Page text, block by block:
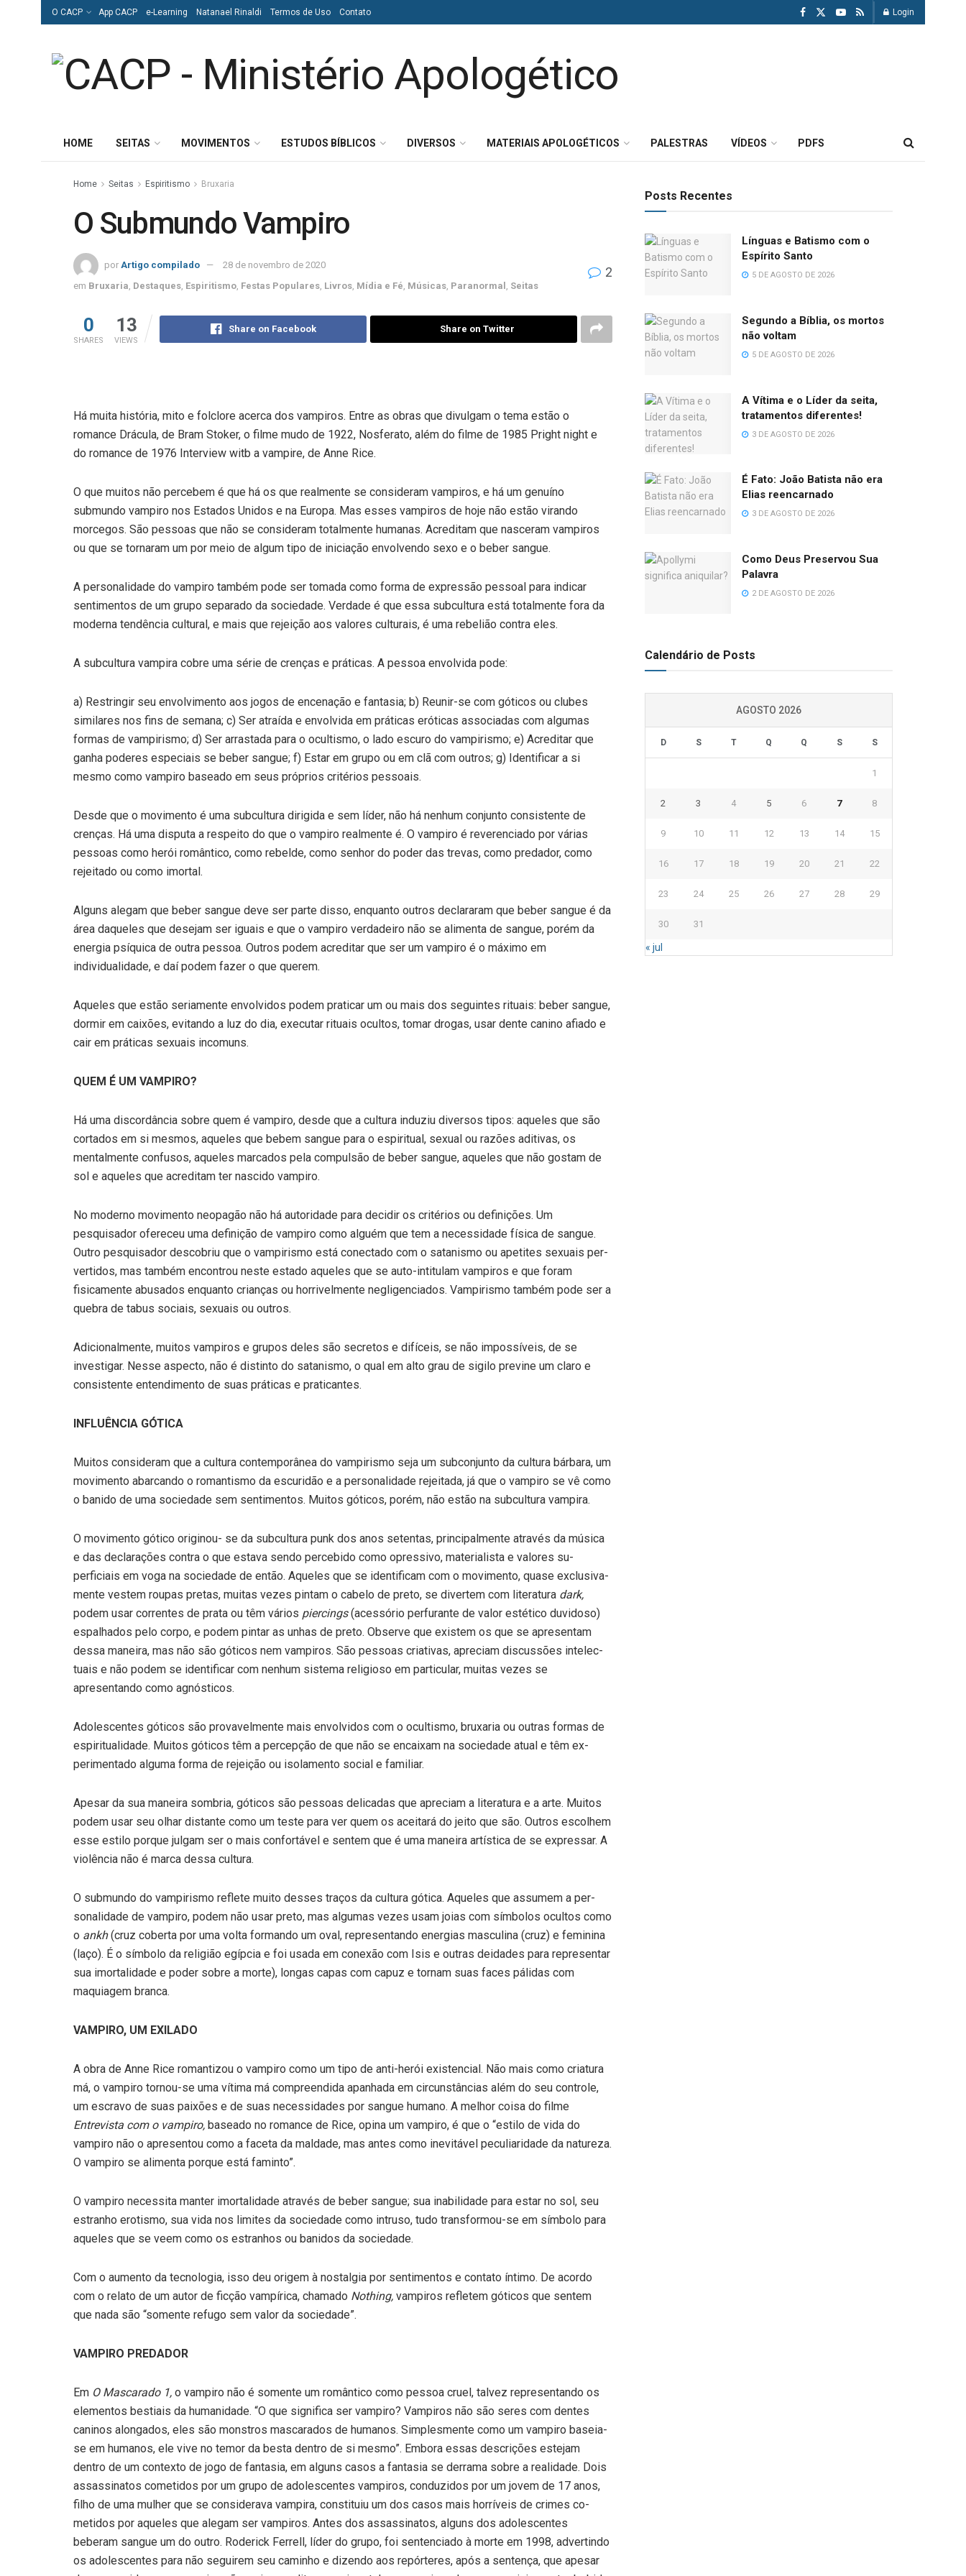
O CACP App CACP e-Learning Natanael Rinaldi Termos de Uso Contato Login
HOME SEITAS MOVIMENTOS ESTUDOS BÍBLICOS DIVERSOS MATERIAIS APOLOGÉTICOS PALESTRAS VÍDEOS PDFS
Home Seitas Espiritismo Bruxaria
O Submundo Vampiro
por Artigo compilado
28 de novembro de 2020
em Bruxaria Destaques Espiritismo Festas Populares Livros Mídia e Fé Músicas Paranormal Seitas
2
0
SHARES
13
VIEWS
Share on Facebook Share on Twitter
Há muita história, mito e folclore acerca dos vampiros. Entre as obras que divulgam o tema estão o
romance Drácula, de Bram Stoker, o filme mudo de 1922, Nosferato, além do filme de 1985 Pright night e
do romance de 1976 Interview witb a vampire, de Anne Rice.
O que muitos não percebem é que há os que realmente se consideram vampiros, e há um genuíno
submundo vampiro nos Estados Unidos e na Europa. Mas esses vampiros de hoje não estão virando
morcegos. São pessoas que não se consideram totalmente humanas. Acreditam que nasceram vampiros
ou que se tornaram um por meio de algum tipo de iniciação envolvendo sexo e o beber sangue.
A personalidade do vampiro também pode ser tomada como forma de expressão pesso­al para indicar
sentimentos de um grupo separado da sociedade. Verdade é que essa subcul­tura está totalmente fora da
moderna tendência cultural, e mais que rejeição aos valores culturais, é uma rebelião contra eles.
A subcultura vampira cobre uma série de crenças e práticas. A pessoa envolvida pode:
a) Restringir seu envolvimento aos jogos de encenação e fantasia; b) Reunir-se com góticos ou clubes
similares nos fins de semana; c) Ser atraída e envolvida em práticas eróticas associadas com algumas
formas de vampirismo; d) Ser arrastada para o ocultismo, o lado escuro do vampirismo; e) Acreditar que
ganha poderes especiais se beber sangue; f) Estar em grupo ou em clã com outros; g) Identificar a si
mesmo como vampiro baseado em seus próprios critérios pessoais.
Desde que o movimento é uma subcultura dirigida e sem líder, não há nenhum conjunto consistente de
crenças. Há uma disputa a respeito do que o vampiro realmente é. O vampiro é reverenciado por várias
pessoas como herói romântico, como rebelde, como senhor do poder das trevas, como predador, como
rejeitado ou como imortal.
Alguns alegam que beber sangue deve ser parte disso, enquanto outros declararam que beber sangue é da
área daqueles que desejam ser iguais e que o vampiro verdadeiro não se alimenta de sangue, porém da
energia psíquica de outra pessoa. Outros podem acreditar que ser um vampiro é o máximo em
individualidade, e daí podem fazer o que querem.
Aqueles que estão seriamente envolvidos podem praticar um ou mais dos seguintes rituais: beber sangue,
dormir em caixões, evitando a luz do dia, executar rituais ocultos, to­mar drogas, usar dente canino afiado e
cair em práticas sexuais incomuns.
QUEM É UM VAMPIRO?
Há uma discordância sobre quem é vampiro, desde que a cultu­ra induziu diversos tipos: aqueles que são
cortados em si mesmos, aqueles que bebem sangue para o espiritual, sexual ou razões aditivas, os
mental­mente confusos, aqueles marcados pela compulsão de beber sangue, aqueles que não gostam de
sol e aqueles que acreditam ter nascido vampiro.
No moderno movimento neopagão não há autoridade para decidir os critérios ou definições. Um
pesquisador ofereceu uma definição de vampiro como alguém que tem a necessidade física de sangue.
Outro pesquisador descobriu que o vampirismo está conectado com o satanismo ou apetites sexuais per­
vertidos, mas também encontrou neste estado aqueles que se auto-intitulam vampiros e que foram
fisicamente abusados enquanto crianças ou horrivelmente negligenciados. Vampiris­mo também pode ser a
quebra de ta­bus sociais, sexuais ou outros.
Adicionalmente, muitos vampiros e grupos deles são secretos e difíceis, se não impossíveis, de se
investigar. Nesse aspecto, não é distinto do satanismo, o qual em alto grau de si­gilo previne um claro e
consistente entendimento de suas práticas e pra­ticantes.
INFLUÊNCIA GÓTICA
Muitos consideram que a cultu­ra contemporânea do vampirismo seja um subconjunto da cultura bár­bara, um
movimento abarcando o ro­mantismo da escuridão e a persona­lidade rejeitada, já que o vampiro se vê como
o banido de uma socieda­de sem sentimentos. Muitos góticos, porém, não estão na subcultura vampira.
O movimento gótico originou- se da subcultura punk dos anos setentas, principalmente através da música
e das declarações contra o que estava sendo percebido como opressivo, materialista e valores su­
perficiais em voga na sociedade de então. Aqueles que se identificam com o movimento, quase exclusiva­
mente vestem roupas pretas, muitas vezes pintam o cabelo de preto, se divertem com literatura dark,
podem usar correntes de prata ou têm vários piercings(acessório perfurante de valor estético duvidoso)
espalhados pelo corpo, e podem pintar as unhas de preto. Observe que existem os que se apresentam
dessa maneira, mas não são góticos nem vampiros. São pessoas criativas, apreciam discussões intelec­
tuais e não podem se identifi­car com nenhum sistema religioso em particular, muitas vezes se
apresentando como agnósticos.
Adolescentes góticos são pro­vavelmente mais envolvidos com o ocultismo, bruxaria ou outras formas de
espiritualidade. Muitos góticos têm a percepção de que não se en­caixam na sociedade atual e têm ex­
perimentado alguma forma de rejei­ção ou isolamento social e familiar.
Apesar da sua maneira sombria, góticos são pessoas delicadas que apreciam a literatura e a arte. Mui­tos
podem usar seu olhar distante como um teste para ver quem os aceitará do jeito que são. Outros es­colhem
esse estilo porque julgam ser o mais confortável e sentem que é uma maneira artística de se expres­sar. A
violência não é marca dessa cultura.
O submundo do vampirismo re­flete muito desses traços da cultura gótica. Aqueles que assumem a per­
sonalidade de vampiro, podem não usar preto, mas algumas vezes usam joias com símbolos ocultos como
o ankh(cruz coberta por uma volta formando um oval, representando energias masculina (cruz) e femini­na
(laço). É o símbolo da religião egípcia e foi usada em conexão com Isis e outras deidades para represen­tar
sua imortalidade e poder sobre a morte), longas capas com capuz e tornam suas faces pálidas com
maquiagem branca.
VAMPIRO, UM EXILADO
A obra de Anne Rice romantizou o vampiro como um tipo de anti-he­rói existencial. Não mais como cria­tura
má, o vampiro tornou-se uma ví­tima má compreendida apanhada em circunstâncias além do seu controle,
um escravo de suas paixões e de suas necessidades por sangue humano. A melhor coisa do filme
Entrevista com o vampiro, baseado no romance de Rice, opina um vampiro, é que o “es­tilo de vida do
vampiro não o apre­sentou como a faceta da maldade, mas antes como inevitável peculiaridade da natureza.
O vampiro se alimenta porque está faminto”.
O vampiro necessita manter imortalidade através de beber sangue; sua inabilidade para estar no sol, seu
estranho erotismo, sua vida nos limi­tes da sociedade como intruso, tudo transformou-se em símbolo para
aque­les que se veem como os estranhos ou banidos da sociedade.
Com o aumento da tecnologia, isso deu origem à nostalgia por senti­mentos e contato íntimo. De acordo
com o relato de um autor de ficção vampírica, chamado Nothing, vampi­ros refletem góticos que sentem
que nada são “somente refugo sem valor da sociedade”.
VAMPIRO PREDADOR
Em O Mascarado 1, o vam­piro não é somente um romântico como pessoa cruel, talvez represen­tando os
elementos bestiais da huma­nidade. “O que significa ser vampiro? Vampiros não são seres com dentes
caninos alongados, eles são monstros mascarados de humanos. Simples­mente como um vampiro baseia-
se em humanos, ele vive no temor da besta dentro de si mesmo”. Embora essas descrições estejam
dentro de um con­texto de jogo de fantasia, em alguns casos a fantasia se derrama sobre a realidade. Dois
assassinatos cometidos por um grupo de adolescentes vampiros, conduzidos por um jovem de 17 anos,
filho de uma mulher que se considerava vampira, constituiu um dos casos mais horríveis de crimes co­
metidos por aqueles que alegam ser vampiros. Antes dos assassinatos, al­guns dos adolescentes
beberam san­gue um do outro. Roderick Ferrell, lí­der do grupo, foi sentenciado à mor­te em 1998, advertindo
os adolescen­tes para não seguirem seu caminho e dizendo aos repórteres, após a sen­tença, que apesar
Posts Recentes
Línguas e Batismo com o
Espírito Santo
5 DE AGOSTO DE 2026
Segundo a Bíblia, os mortos
não voltam
5 DE AGOSTO DE 2026
A Vítima e o Líder da seita,
tratamentos diferentes!
3 DE AGOSTO DE 2026
É Fato: João Batista não era
Elias reencarnado
3 DE AGOSTO DE 2026
Como Deus Preservou Sua
Palavra
2 DE AGOSTO DE 2026
Calendário de Posts
AGOSTO 2026
D S T Q Q S S
1
2 3 4 5 6 7 8
9 10 11 12 13 14 15
16 17 18 19 20 21 22
23 24 25 26 27 28 29
30 31
« jul